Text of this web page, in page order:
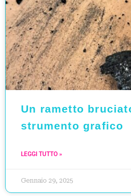
Un rametto
strumento grafico
LEGGI TUTTO »
Gennaio 29, 2025